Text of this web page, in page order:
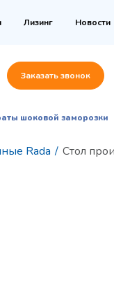
Лизинг Новости
Заказать звонок
шоковой заморозки
Rada / Стол